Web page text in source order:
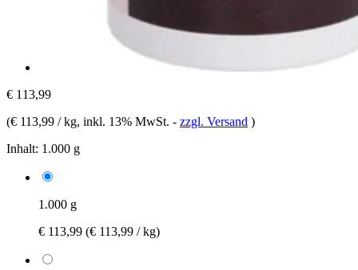
€ 113,99
(€ 113,99 / kg, inkl. 13% MwSt. - zzgl. Versand )
Inhalt: 1.000 g
1.000 g
€ 113,99 (€ 113,99 / kg)